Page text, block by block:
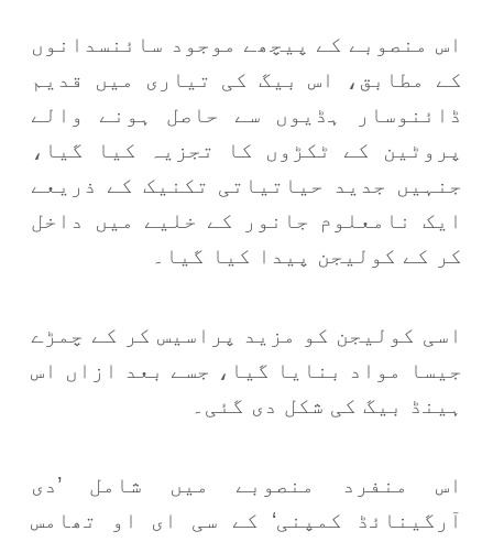
اس منصوبے کے پیچھے موجود سائنسدانوں
کے مطابق، اس بیگ کی تیاری میں قدیم
ڈائنوسار ہڈیوں سے حاصل ہونے والے
پروٹین کے ٹکڑوں کا تجزیہ کیا گیا،
جنہیں جدید حیاتیاتی تکنیک کے ذریعے
ایک نامعلوم جانور کے خلیے میں داخل
کر کے کولیجن پیدا کیا گیا۔
اسی کولیجن کو مزید پراسیس کر کے چمڑے
جیسا مواد بنایا گیا، جسے بعد ازاں اس
ہینڈ بیگ کی شکل دی گئی۔
اس منفرد منصوبے میں شامل ’دی
آرگینائڈ کمپنی‘ کے سی ای او تھامس